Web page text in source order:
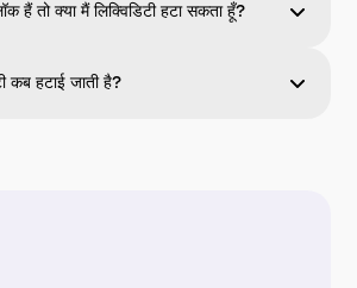
हैं तो क्या मैं लिक्विडिटी हटा सकता हूँ?
कब हटाई जाती है?